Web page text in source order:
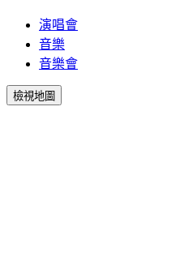
演唱會
音樂
音樂會
檢視地圖